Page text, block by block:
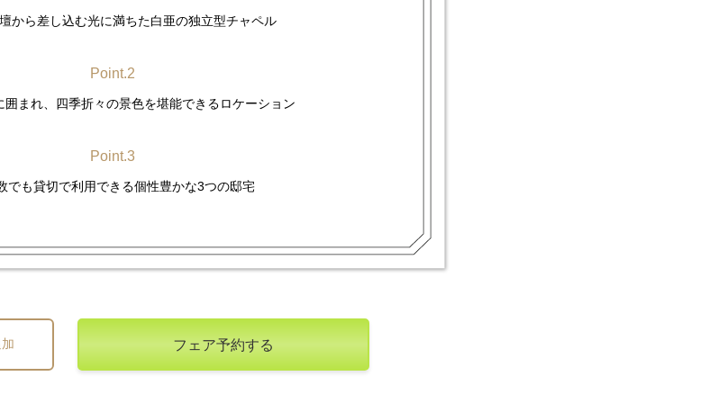
から差し込む光に満ちた白亜の独立型チャペル
Point.2
囲まれ、四季折々の景色を堪能できるロケーション
Point.3
でも貸切で利用できる個性豊かな3つの邸宅
フェア予約する